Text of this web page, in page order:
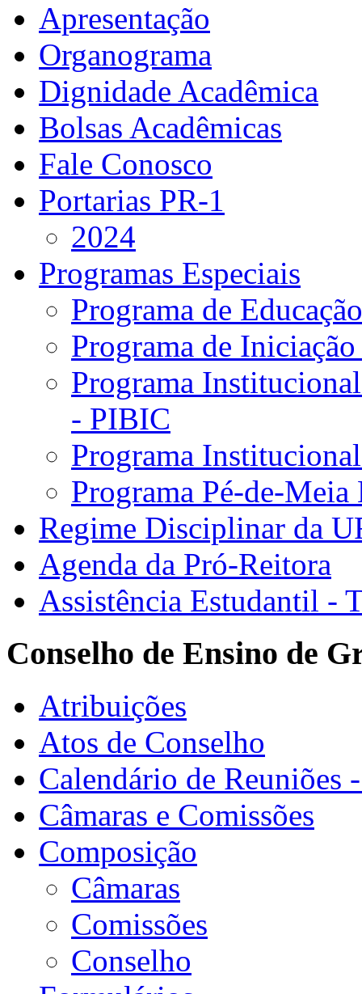
Apresentação
Organograma
Dignidade Acadêmica
Bolsas Acadêmicas
Fale Conosco
Portarias PR-1
2024
Programas Especiais
Programa de
Programa de
Programa
- PIBIC
Programa
Programa Pé-de-
Regime Disciplinar da
Agenda da Pró-Reitora
Assistência Estudantil -
Conselho de Ensino de
Atribuições
Atos de Conselho
Calendário de Reuniões
Câmaras e Comissões
Composição
Câmaras
Comissões
Conselho